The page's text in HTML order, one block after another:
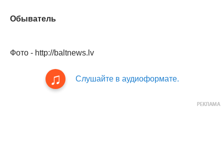
Обыватель
Фото - http://baltnews.lv
Слушайте в аудиоформате.